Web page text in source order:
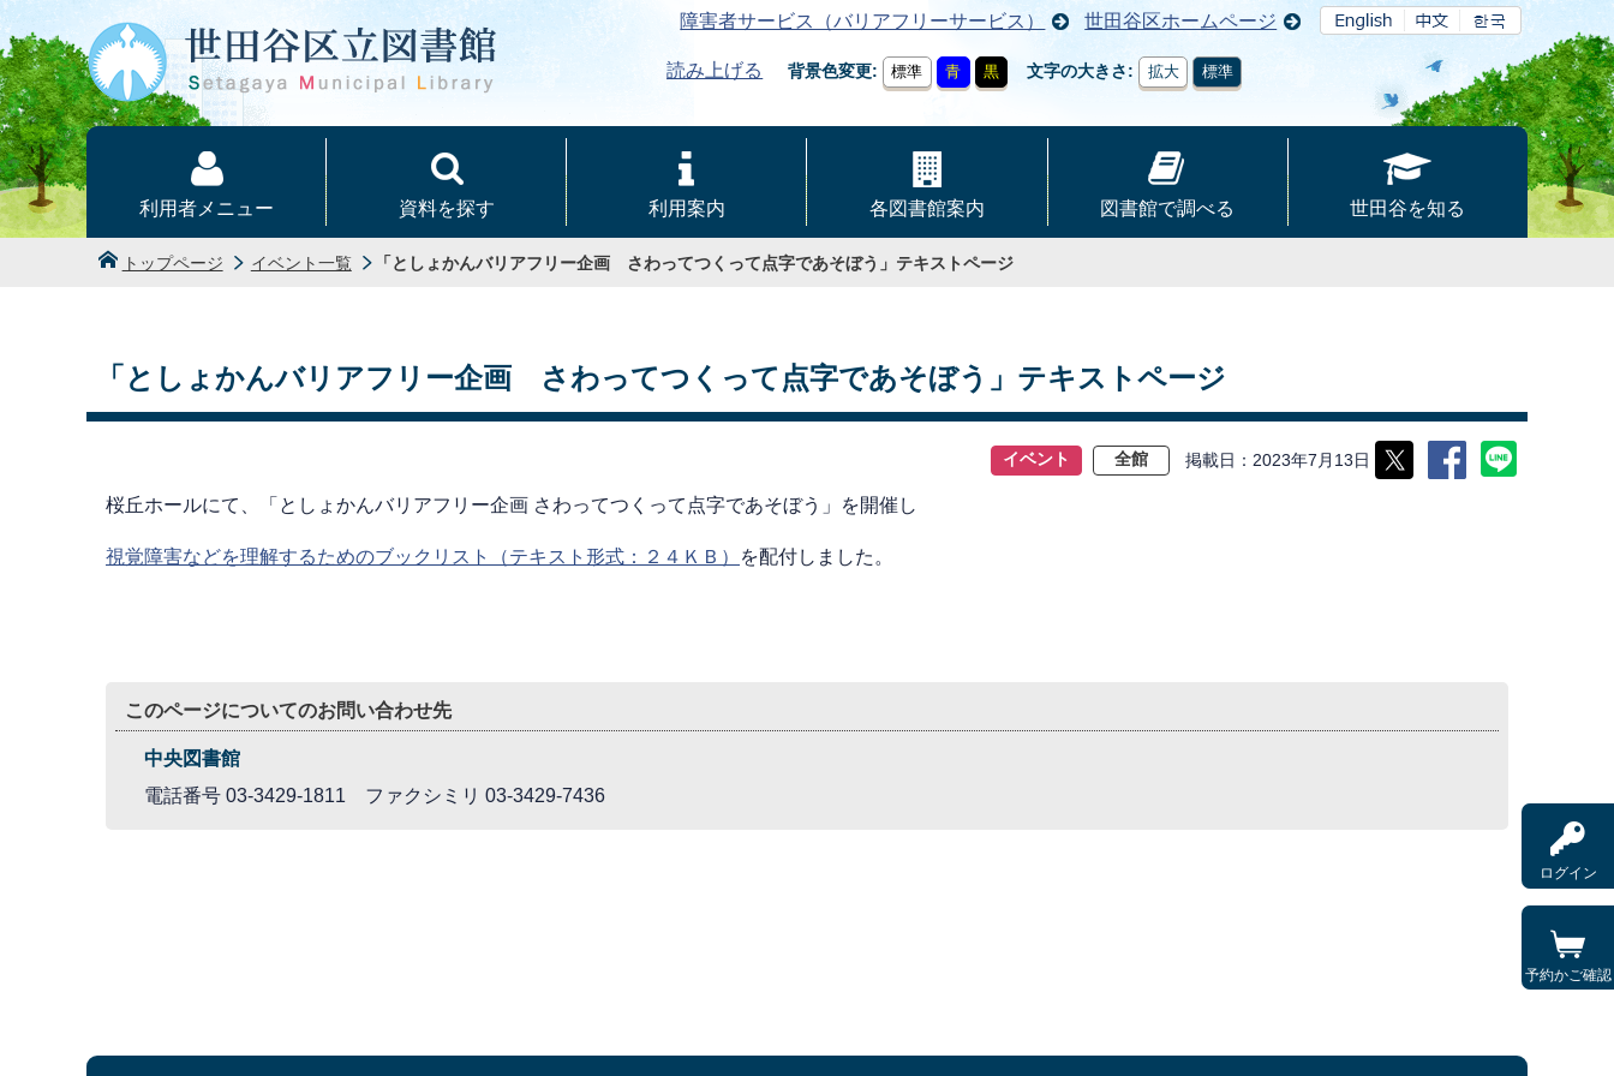
本文へ
障害者サービス（バリアフリーサービス） 世田谷区ホームページ
読み上げる 背景色変更 標準 青 黒 文字の大きさ 拡大 標準
ログイン
予約かご確認
利用者メニュー 資料を探す 利用案内 各図書館案内 図書館で調べる 世田谷を知る
トップページ イベント一覧 「としょかんバリアフリー企画 さわってつくって点字であそぼう」テキストページ
「としょかんバリアフリー企画 さわってつくって点字であそぼう」テキストページ
イベント 全館 掲載日 2023年7月13日
桜丘ホールにて、「としょかんバリアフリー企画 さわってつくって点字であそぼう」を開催し
視覚障害などを理解するためのブックリスト（テキスト形式：２４ＫＢ） を配付しました。
このページについてのお問い合わせ先
中央図書館
電話番号 03-3429-1811 ファクシミリ 03-3429-7436